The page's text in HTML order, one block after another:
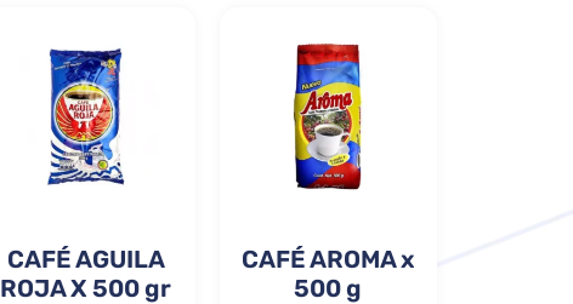
CAFÉ AGUILA
ROJA X 500 gr
CAFÉ AROMA x
500 g